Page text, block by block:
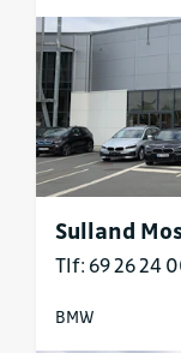
Sulland
Tlf: 69 26 24
BMW